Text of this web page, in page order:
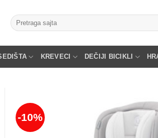
Pretraga
za:
KREVECI DEČIJI BICIKLI
-10%